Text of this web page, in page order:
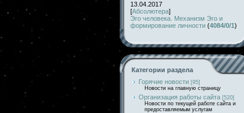
13.04.2017
[Абсолютера]
Эго человека. Механизм Эго и
формирование личности (4084/0/1)
Категории раздела
Горячие новости [95]
Новости на главную страницу
Организация работы сайта [520]
Новости по текущей работе сайта и
предоставляемым услугам